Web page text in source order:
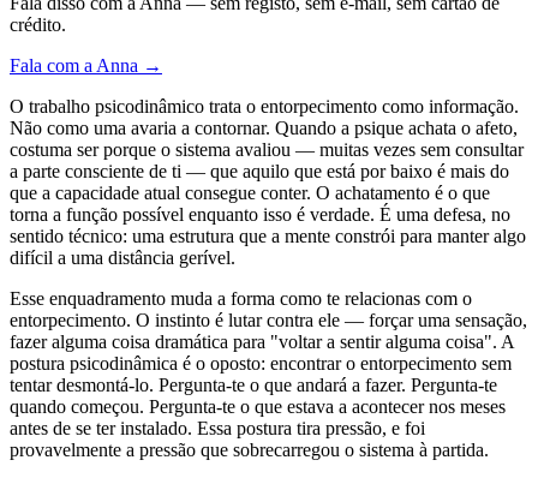
crédito.
Fala com a Anna →
O trabalho psicodinâmico trata o entorpecimento como informação.
Não como uma avaria a contornar. Quando a psique achata o afeto,
costuma ser porque o sistema avaliou — muitas vezes sem consultar
a parte consciente de ti — que aquilo que está por baixo é mais do
que a capacidade atual consegue conter. O achatamento é o que
torna a função possível enquanto isso é verdade. É uma defesa, no
sentido técnico: uma estrutura que a mente constrói para manter algo
difícil a uma distância gerível.
Esse enquadramento muda a forma como te relacionas com o
entorpecimento. O instinto é lutar contra ele — forçar uma sensação,
fazer alguma coisa dramática para "voltar a sentir alguma coisa". A
postura psicodinâmica é o oposto: encontrar o entorpecimento sem
tentar desmontá-lo. Pergunta-te o que andará a fazer. Pergunta-te
quando começou. Pergunta-te o que estava a acontecer nos meses
antes de se ter instalado. Essa postura tira pressão, e foi
provavelmente a pressão que sobrecarregou o sistema à partida.